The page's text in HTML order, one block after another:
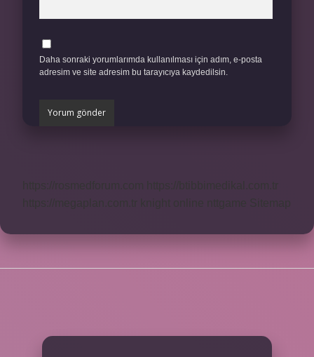
Daha sonraki yorumlarımda kullanılması için adım, e-posta
adresim ve site adresim bu tarayıcıya kaydedilsin.